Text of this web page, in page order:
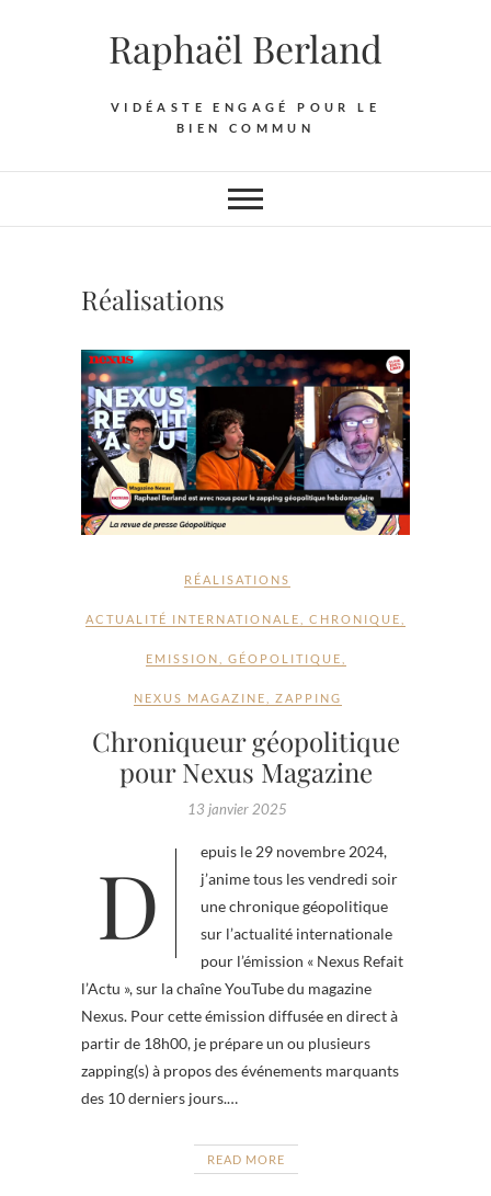
Raphaël Berland
VIDÉASTE ENGAGÉ POUR LE
BIEN COMMUN
Réalisations
RÉALISATIONS
ACTUALITÉ INTERNATIONALE CHRONIQUE
EMISSION GÉOPOLITIQUE
NEXUS MAGAZINE ZAPPING
Chroniqueur géopolitique
pour Nexus Magazine
13 janvier 2025
Depuis le 29 novembre 2024,
j’anime tous les vendredi soir
une chronique géopolitique
sur l’actualité internationale
pour l’émission « Nexus Refait
l’Actu », sur la chaîne YouTube du magazine
Nexus. Pour cette émission diffusée en direct à
partir de 18h00, je prépare un ou plusieurs
zapping(s) à propos des événements marquants
des 10 derniers jours.…
READ MORE